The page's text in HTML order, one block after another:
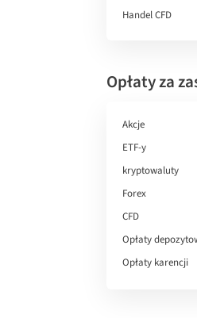
Handel CFD
Opłaty za
Akcje
ETF-y
kryptowaluty
Forex
CFD
Opłaty
Opłaty karencji